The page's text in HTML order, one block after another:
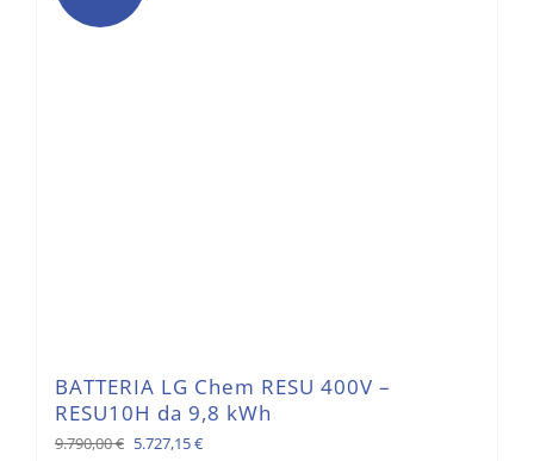
BATTERIA LG Chem RESU 400V –
RESU10H da 9,8 kWh
9.790,00€ Il
5.727,15€Il